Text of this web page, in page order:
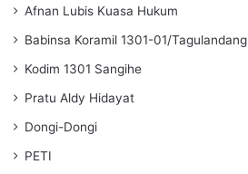
Afnan Lubis Kuasa Hukum
Babinsa Koramil 1301-01/Tagulandang
Kodim 1301 Sangihe
Pratu Aldy Hidayat
Dongi-Dongi
PETI